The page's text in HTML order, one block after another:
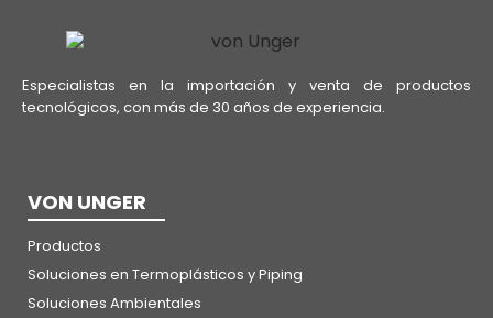
Especialistas en la importación y venta de productos
tecnológicos, con más de 30 años de experiencia.
VON UNGER
Productos
Soluciones en Termoplásticos y Piping
Soluciones Ambientales